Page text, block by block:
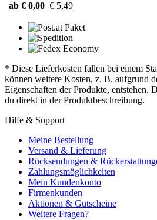
ab € 0,00 € 5,49
* Diese Lieferkosten fallen bei einem
können weitere Kosten, z. B. aufgrund
Eigenschaften der Produkte, entstehen.
du direkt in der Produktbeschreibung.
Hilfe & Support
Meine Bestellung
Versand & Lieferung
Rücksendungen &
Zahlungsmöglichkeiten
Mein Kundenkonto
Firmenkunden
Aktionen & Gutscheine
Weitere Fragen?